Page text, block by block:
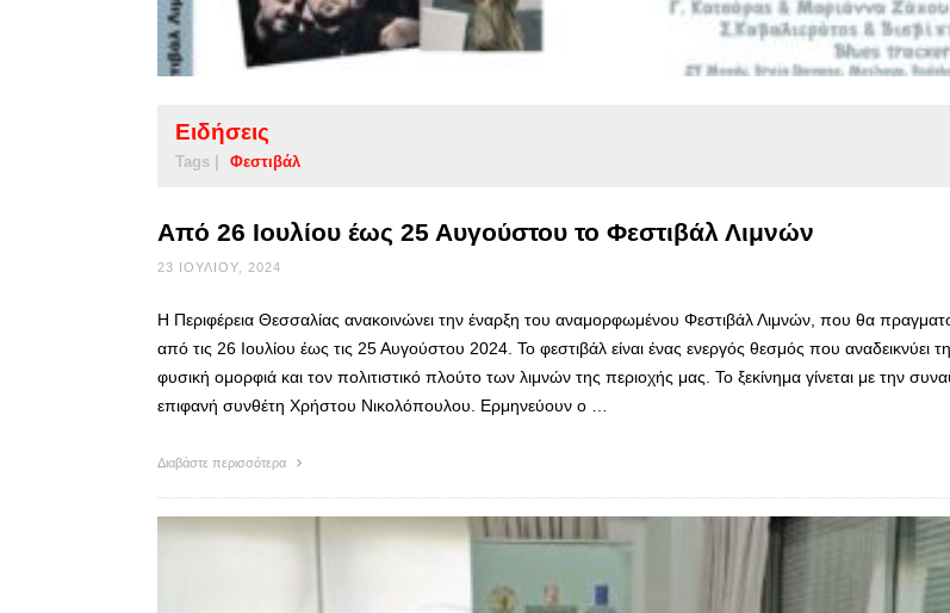
Ειδήσεις
Tags | Φεστιβάλ
Από 26 Ιουλίου έως 25 Αυγούστου το Φεστιβάλ Λιμνών
23 ΙΟΥΛΊΟΥ, 2024
Η Περιφέρεια Θεσσαλίας ανακοινώνει την έναρξη του αναμορφωμένου Φεστιβάλ Λιμνών, που θα
από τις 26 Ιουλίου έως τις 25 Αυγούστου 2024. Το φεστιβάλ είναι ένας ενεργός θεσμός που αναδεικνύει
φυσική ομορφιά και τον πολιτιστικό πλούτο των λιμνών της περιοχής μας. Το ξεκίνημα γίνεται με την
επιφανή συνθέτη Χρήστου Νικολόπουλου. Ερμηνεύουν ο …
Διαβάστε περισσότερα